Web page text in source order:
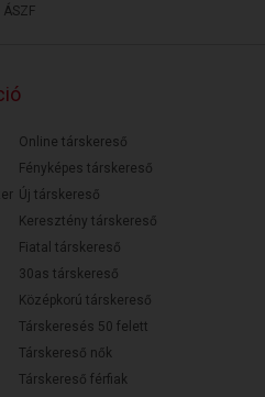
ÁSZF
Online társkereső
Fényképes társkereső
Új társkereső
Keresztény társkereső
Fiatal társkereső
30as társkereső
Középkorú társkereső
Társkeresés 50 felett
Társkereső nők
Társkereső férfiak